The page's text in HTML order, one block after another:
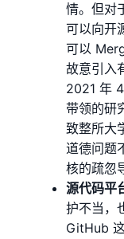
情。但对
可以向开
可以
故意引入
2021 年
带领的研
致整所大
道德问题
核的疏忽
源代码平
护不当，
GitHub